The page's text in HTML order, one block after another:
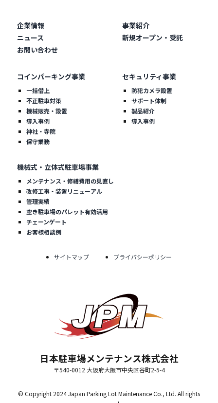
日本駐車場メンテナンス株式会社
〒540-0012 大阪府大阪市中央区谷町2-5-4
企業情報
事業紹介
ニュース
新規オープン・受託
お問い合わせ
コインパーキング事業
一括借上
不正駐車対策
機械販売・設置
導入事例
神社・寺院
保守業務
セキュリティ事業
防犯カメラ設置
サポート体制
製品紹介
導入事例
機械式・立体式駐車場事業
メンテナンス・修繕費用の見直し
改修工事・装置リニューアル
管理実績
空き駐車場のパレット有効活用
チェーンゲート
お客様相談例
サイトマップ プライバシーポリシー
© Copyright 2024 Japan Parking Lot Maintenance Co., Ltd. All rights